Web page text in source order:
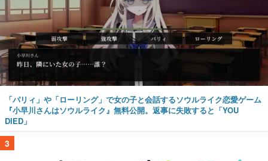
「パリィ」や「ローリング」で女の子と会話するソウルライク恋愛ゲーム
『小早川さんはソウルライク』無料公開。返事に失敗すると「YOU
DIED」
3